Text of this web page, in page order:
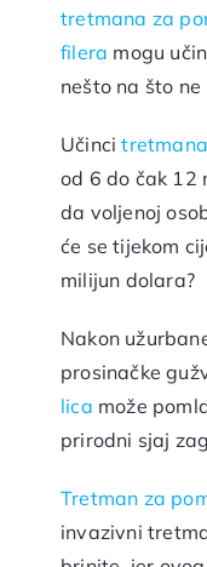
tretmana za
filera mogu
nešto na što
Učinci
od 6 do čak 12
da voljenoj
će se tijekom
milijun dolara?
Nakon
prosinačke
lica može
prirodni sjaj
Tretman za
invazivni